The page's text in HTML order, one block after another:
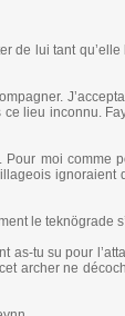
de lui tant
lieu inconnu.
moi comme
ignoraient
le teknögrade
as-tu su pour
archer ne